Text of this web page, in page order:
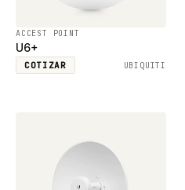
ACCEST POINT
U6+
COTIZAR UBIQUITI